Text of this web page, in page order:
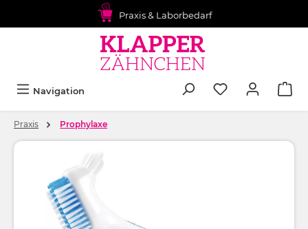
Praxis & Laborbedarf
Navigation
Praxis Prophylaxe
Bildergalerie überspringen